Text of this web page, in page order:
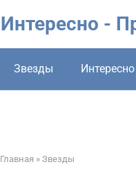
Интересно -
Звезды Интересно
Главная » Звезды